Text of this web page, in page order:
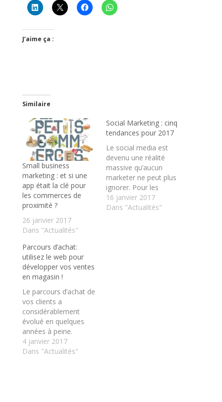
J’aime ça :
Similaire
Small business
marketing : et si une
app était la clé pour
les commerces de
proximité ?
26 janvier 2017
Dans "Actualités"
Social Marketing : cinq
tendances pour 2017
Le social media est
devenu une réalité
massive qu’aucun
marketer ne peut plus
ignorer. Pour les
entreprises, les
registres d’intervention
16 janvier 2017
Dans "Actualités"
Parcours d’achat:
utilisez le web pour
développer vos ventes
en magasin !
Le parcours d’achat de
vos clients a
considérablement
évolué en quelques
années à peine.
Désormais, il est plus
complexe, plus
4 janvier 2017
Dans "Actualités"